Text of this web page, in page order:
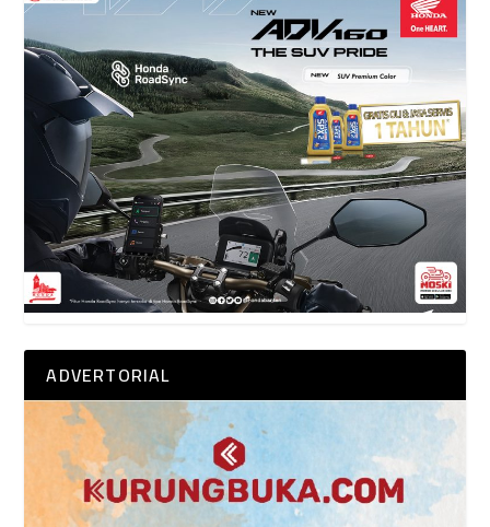
ADVERTORIAL